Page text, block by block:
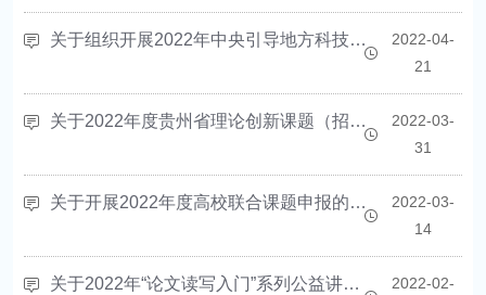
关于组织开展2022年中央引导地方科技发展资金项目申报工作的通知
2022-04-
21
关于2022年度贵州省理论创新课题（招标课题）—新国发2号文件专项课题申报的通知
2022-03-
31
关于开展2022年度高校联合课题申报的通知
2022-03-
14
关于2022年“论文读写入门”系列公益讲座活动的通知
2022-02-